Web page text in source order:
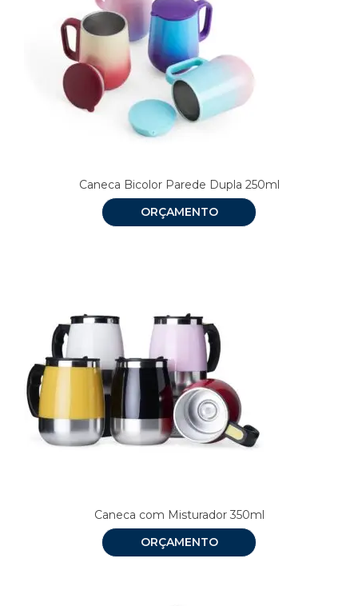
Caneca Bicolor Parede Dupla 250ml
ORÇAMENTO
Caneca com Misturador 350ml
ORÇAMENTO